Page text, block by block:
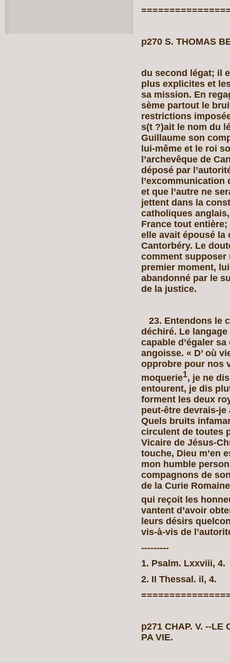
p270 S. THOMAS
du second légat; il
plus explicites et
sa mission. En
sème partout le
restrictions
s(t ?)ait le nom du
Guillaume son
lui-même et le roi
l’archevêque de
déposé par
l’excommunication
et que l’autre ne
jettent dans la
catholiques
France tout
elle avait épousé la
Cantorbéry. Le
comment supposer
premier moment,
abandonné par le
de la justice.
23. Entendons le
déchiré. Le
capable d’égaler
angoisse. « D’ où
opprobre pour nos
moquerie1, je ne
entourent, je dis
forment les deux
peut-être devrais-je
Quels bruits
circulent de toutes
Vicaire de Jésus-
touche, Dieu m’en
mon humble
compagnons de
de la Curie
qui reçoit les
vantent d’avoir
leurs désirs
vis-à-vis de
---------
1. Psalm. Lxxviii, 4.
2. II Thessal. il, 4.
p271 CHAP. V. --LE
PA VIE.